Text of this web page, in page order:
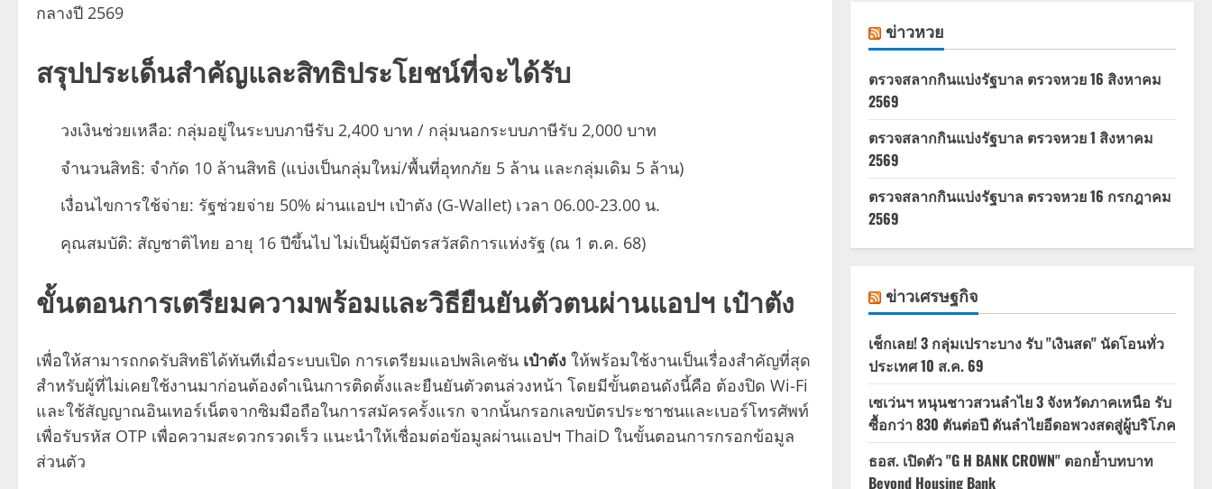
กลางปี 2569
สรุปประเด็นสำคัญและสิทธิประโยชน์ที่จะได้รับ
วงเงินช่วยเหลือ: กลุ่มอยู่ในระบบภาษีรับ 2,400 บาท / กลุ่มนอกระบบภาษีรับ 2,000 บาท
จำนวนสิทธิ: จำกัด 10 ล้านสิทธิ (แบ่งเป็นกลุ่มใหม่/พื้นที่อุทกภัย 5 ล้าน และกลุ่มเดิม 5 ล้าน)
เงื่อนไขการใช้จ่าย: รัฐช่วยจ่าย 50% ผ่านแอปฯ เป๋าตัง (G-Wallet) เวลา 06.00-23.00 น.
คุณสมบัติ: สัญชาติไทย อายุ 16 ปีขึ้นไป ไม่เป็นผู้มีบัตรสวัสดิการแห่งรัฐ (ณ 1 ต.ค. 68)
ขั้นตอนการเตรียมความพร้อมและวิธียืนยันตัวตนผ่านแอปฯ เป๋าตัง
เพื่อให้สามารถกดรับสิทธิได้ทันทีเมื่อระบบเปิด การเตรียมแอปพลิเคชัน เป๋าตัง ให้พร้อมใช้งานเป็นเรื่องสำคัญที่สุด
สำหรับผู้ที่ไม่เคยใช้งานมาก่อนต้องดำเนินการติดตั้งและยืนยันตัวตนล่วงหน้า โดยมีขั้นตอนดังนี้คือ ต้องปิด Wi-Fi
และใช้สัญญาณอินเทอร์เน็ตจากซิมมือถือในการสมัครครั้งแรก จากนั้นกรอกเลขบัตรประชาชนและเบอร์โทรศัพท์
เพื่อรับรหัส OTP เพื่อความสะดวกรวดเร็ว แนะนำให้เชื่อมต่อข้อมูลผ่านแอปฯ ThaiD ในขั้นตอนการกรอกข้อมูล
ส่วนตัว
ข่าวหวย
ตรวจสลากกินแบ่งรัฐบาล ตรวจหวย 16 สิงหาคม
2569
ตรวจสลากกินแบ่งรัฐบาล ตรวจหวย 1 สิงหาคม
2569
ตรวจสลากกินแบ่งรัฐบาล ตรวจหวย 16 กรกฎาคม
2569
ข่าวเศรษฐกิจ
เช็กเลย! 3 กลุ่มเปราะบาง รับ "เงินสด" นัดโอนทั่ว
ประเทศ 10 ส.ค. 69
เซเว่นฯ หนุนชาวสวนลำไย 3 จังหวัดภาคเหนือ รับ
ซื้อกว่า 830 ตันต่อปี ดันลำไยอีดอพวงสดสู่ผู้บริโภค
ธอส. เปิดตัว "G H BANK CROWN" ตอกย้ำบทบาท
Beyond Housing Bank